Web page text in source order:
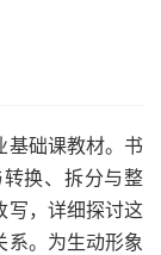
基础课教材。书
换、拆分与整
写，详细探讨这
系。为生动形象